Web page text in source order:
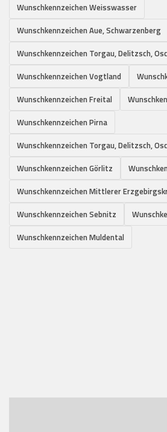
Wunschkennzeichen Weisswasser
Wunschkennzeichen Aue, Schwarzenberg
Wunschkennzeichen Torgau, Delitzsch,
Wunschkennzeichen Vogtland
Wunschkennzeichen Freital
Wunschkennzeichen Pirna
Wunschkennzeichen Torgau, Delitzsch,
Wunschkennzeichen Görlitz
Wunschkennzeichen Mittlerer
Wunschkennzeichen Sebnitz
Wunschkennzeichen Muldental